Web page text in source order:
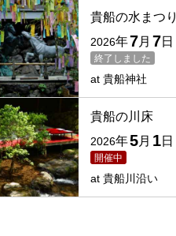
貴船の水まつり
終了しました
2026年7月 7日
at 貴船神社
貴船の川床
開催中
2026年5月 1日
at 貴船川沿い